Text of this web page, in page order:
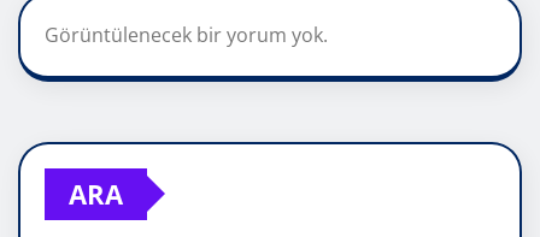
Görüntülenecek bir yorum yok.
ARA